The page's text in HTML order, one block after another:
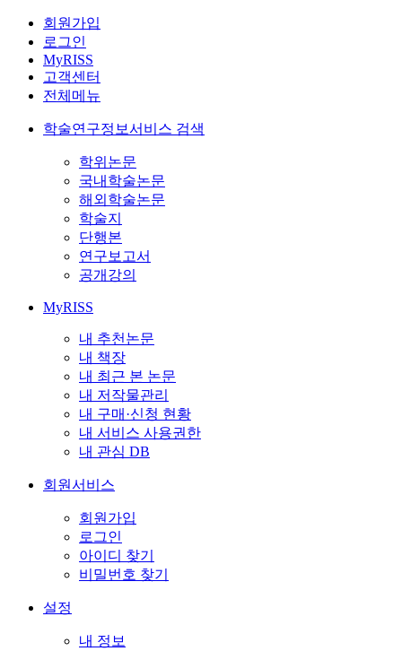
회원가입
로그인
MyRISS
고객센터
전체메뉴
학술연구정보서비스 검색
학위논문
국내학술논문
해외학술논문
학술지
단행본
연구보고서
공개강의
MyRISS
내 추천논문
내 책장
내 최근 본 논문
내 저작물관리
내 구매·신청 현황
내 서비스 사용권한
내 관심 DB
회원서비스
회원가입
로그인
아이디 찾기
비밀번호 찾기
설정
내 정보